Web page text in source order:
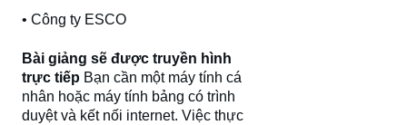
• Công ty ESCO
Bài giảng sẽ được truyền hình
trực tiếp Bạn cần một máy tính cá
nhân hoặc máy tính bảng có trình
duyệt và kết nối internet. Việc thực